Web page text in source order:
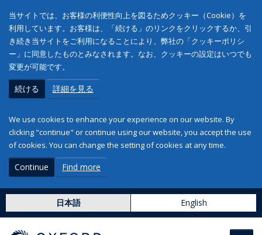
当サイトでは、お客様の利便性向上を図るためクッキー（Cookie）を
利用しています。お客様は、「続ける」のリンクをクリックするか、引
き続き当サイトをご利用になることにより、弊社の「クッキーポリシ
ー」に同意したものとみなされます。なお、クッキーの設定はいつでも
変更が可能です。
続ける 詳細を見る
We use cookies to enhance your experience on our website. By
clicking "continue" or continue using our website, you accept the use
of cookies. You can change the setting of cookies at any time.
Continue Find more
日本語 English